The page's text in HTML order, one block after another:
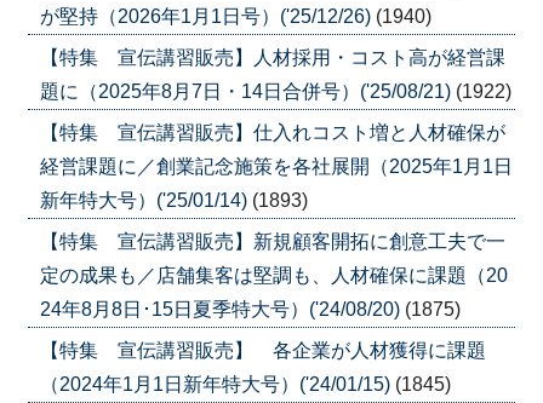
が堅持（2026年1月1日号）('25/12/26) (1940)
【特集 宣伝講習販売】人材採用・コスト高が経営課
題に（2025年8月7日・14日合併号）('25/08/21) (1922)
【特集 宣伝講習販売】仕入れコスト増と人材確保が
経営課題に／創業記念施策を各社展開（2025年1月1日
新年特大号）('25/01/14) (1893)
【特集 宣伝講習販売】新規顧客開拓に創意工夫で一
定の成果も／店舗集客は堅調も、人材確保に課題（20
24年8月8日･15日夏季特大号）('24/08/20) (1875)
【特集 宣伝講習販売】 各企業が人材獲得に課題
（2024年1月1日新年特大号）('24/01/15) (1845)